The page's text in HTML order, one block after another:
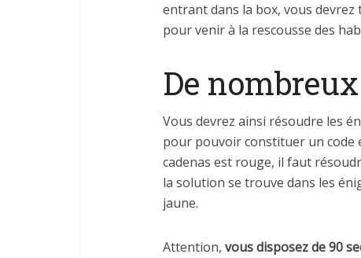
entrant dans la box, vous
pour venir à la rescousse des
De
Vous devrez ainsi résoudre les
pour pouvoir constituer un code
cadenas est rouge, il faut
la solution se trouve dans les
jaune.
Attention, vous disposez de 90